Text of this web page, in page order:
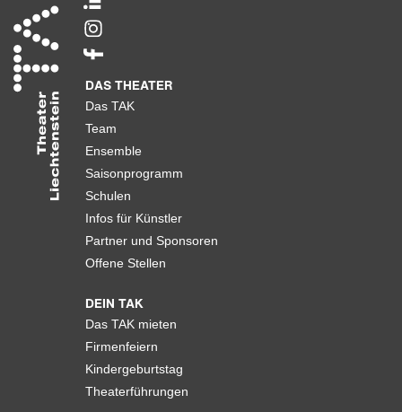
DAS THEATER
Das TAK
Team
Ensemble
Saisonprogramm
Schulen
Infos für Künstler
Partner und Sponsoren
Offene Stellen
DEIN TAK
Das TAK mieten
Firmenfeiern
Kindergeburtstag
Theaterführungen